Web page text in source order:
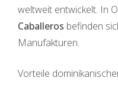
weltweit entwickelt. In
Caballeros befinden
Manufakturen.
Vorteile